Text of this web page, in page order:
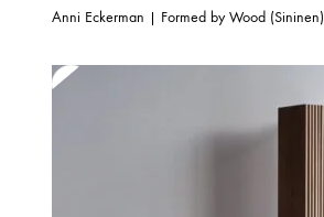
Anni Eckerman | Formed by Wood (Sininen)